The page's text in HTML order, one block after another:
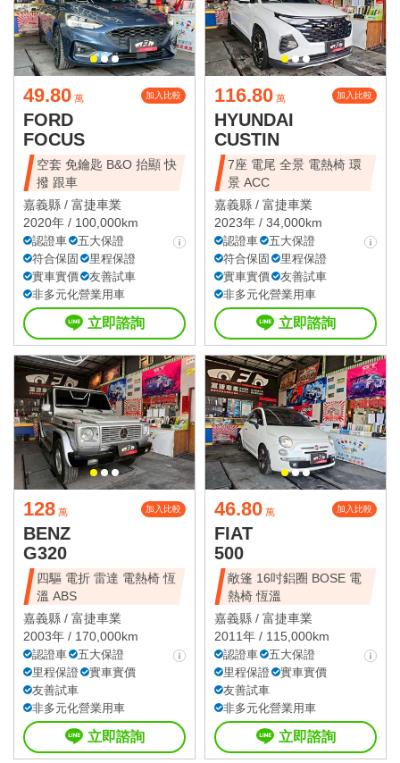
49.80 萬 加入比較
FORD
FOCUS
空套 免鑰匙 B&O 抬顯 快
撥 跟車
嘉義縣 / 富捷車業
2020年 / 100,000km
認證車
五大保證
符合保固
里程保證
實車實價
友善試車
非多元化營業用車
立即諮詢
116.80 萬 加入比較
HYUNDAI
CUSTIN
7座 電尾 全景 電熱椅 環
景 ACC
嘉義縣 / 富捷車業
2023年 / 34,000km
認證車
五大保證
符合保固
里程保證
實車實價
友善試車
非多元化營業用車
立即諮詢
128 萬 加入比較
BENZ
G320
四驅 電折 雷達 電熱椅 恆
溫 ABS
嘉義縣 / 富捷車業
2003年 / 170,000km
認證車
五大保證
里程保證
實車實價
友善試車
非多元化營業用車
立即諮詢
46.80 萬 加入比較
FIAT
500
敞篷 16吋鋁圈 BOSE 電
熱椅 恆溫
嘉義縣 / 富捷車業
2011年 / 115,000km
認證車
五大保證
里程保證
實車實價
友善試車
非多元化營業用車
立即諮詢